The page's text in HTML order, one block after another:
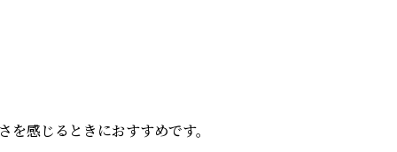
感じるときにおすすめです。